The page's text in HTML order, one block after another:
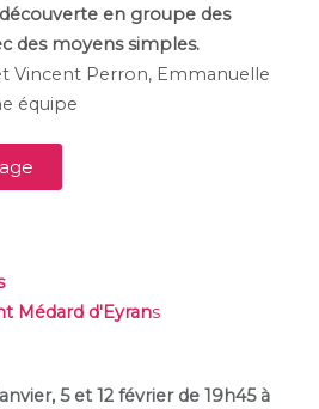
en groupe des
des moyens simples.
Vincent Perron, Emmanuelle
équipe
Médard d'Eyrans
5 et 12 février de 19h45 à